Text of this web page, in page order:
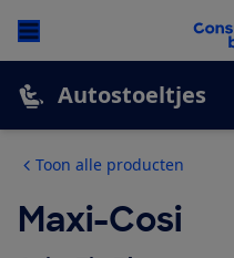
Autostoeltjes
Toon alle producten
Maxi-Cosi